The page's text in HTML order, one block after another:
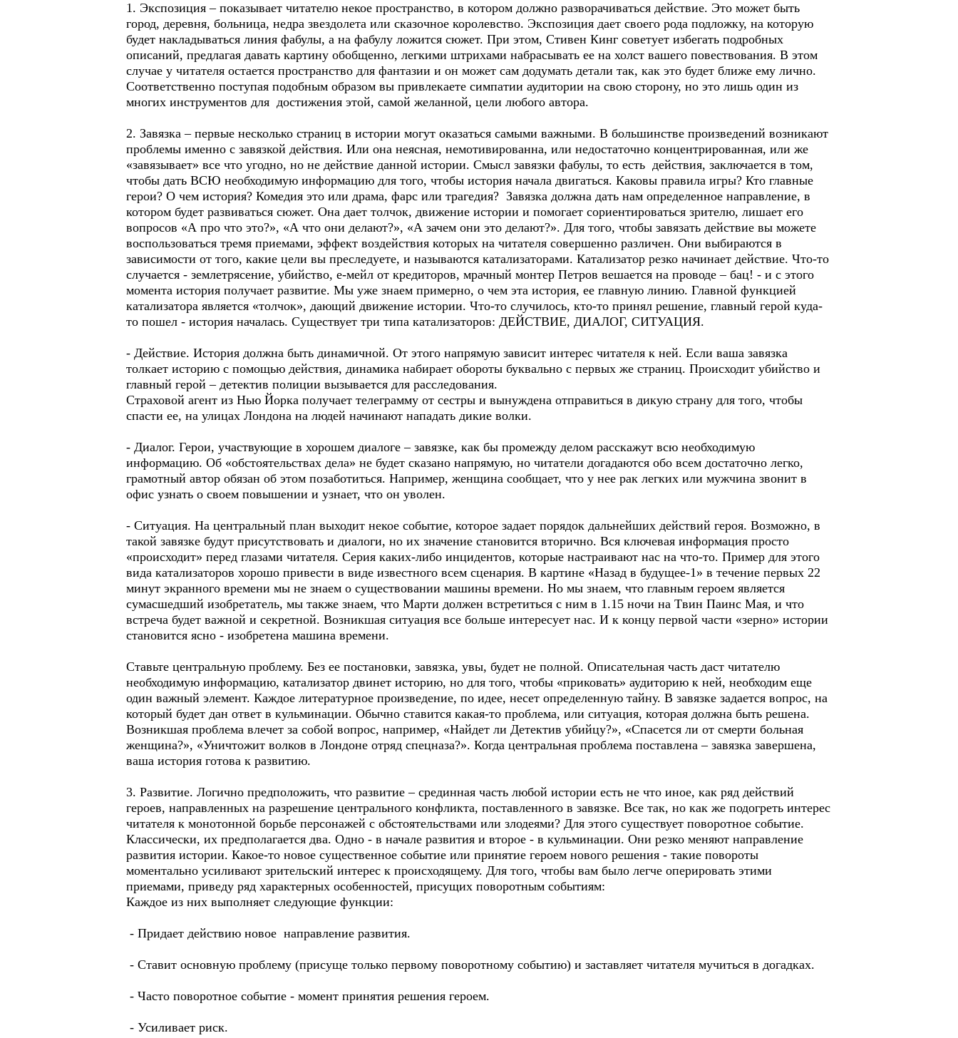
1. Экспозиция – показывает читателю некое пространство, в котором должно разворачиваться действие. Это может быть
город, деревня, больница, недра звездолета или сказочное королевство. Экспозиция дает своего рода подложку, на которую
будет накладываться линия фабулы, а на фабулу ложится сюжет. При этом, Стивен Кинг советует избегать подробных
описаний, предлагая давать картину обобщенно, легкими штрихами набрасывать ее на холст вашего повествования. В этом
случае у читателя остается пространство для фантазии и он может сам додумать детали так, как это будет ближе ему лично.
Соответственно поступая подобным образом вы привлекаете симпатии аудитории на свою сторону, но это лишь один из
многих инструментов для достижения этой, самой желанной, цели любого автора.
2. Завязка – первые несколько страниц в истории могут оказаться самыми важными. В большинстве произведений возникают
проблемы именно с завязкой действия. Или она неясная, немотивированна, или недостаточно концентрированная, или же
«завязывает» все что угодно, но не действие данной истории. Смысл завязки фабулы, то есть действия, заключается в том,
чтобы дать ВСЮ необходимую информацию для того, чтобы история начала двигаться. Каковы правила игры? Кто главные
герои? О чем история? Комедия это или драма, фарс или трагедия? Завязка должна дать нам определенное направление, в
котором будет развиваться сюжет. Она дает толчок, движение истории и помогает сориентироваться зрителю, лишает его
вопросов «А про что это?», «А что они делают?», «А зачем они это делают?». Для того, чтобы завязать действие вы можете
воспользоваться тремя приемами, эффект воздействия которых на читателя совершенно различен. Они выбираются в
зависимости от того, какие цели вы преследуете, и называются катализаторами. Катализатор резко начинает действие. Что-то
случается - землетрясение, убийство, е-мейл от кредиторов, мрачный монтер Петров вешается на проводе – бац! - и с этого
момента история получает развитие. Мы уже знаем примерно, о чем эта история, ее главную линию. Главной функцией
катализатора является «толчок», дающий движение истории. Что-то случилось, кто-то принял решение, главный герой куда-
то пошел - история началась. Существует три типа катализаторов: ДЕЙСТВИЕ, ДИАЛОГ, СИТУАЦИЯ.
- Действие. История должна быть динамичной. От этого напрямую зависит интерес читателя к ней. Если ваша завязка
толкает историю с помощью действия, динамика набирает обороты буквально с первых же страниц. Происходит убийство и
главный герой – детектив полиции вызывается для расследования.
Страховой агент из Нью Йорка получает телеграмму от сестры и вынуждена отправиться в дикую страну для того, чтобы
спасти ее, на улицах Лондона на людей начинают нападать дикие волки.
- Диалог. Герои, участвующие в хорошем диалоге – завязке, как бы промежду делом расскажут всю необходимую
информацию. Об «обстоятельствах дела» не будет сказано напрямую, но читатели догадаются обо всем достаточно легко,
грамотный автор обязан об этом позаботиться. Например, женщина сообщает, что у нее рак легких или мужчина звонит в
офис узнать о своем повышении и узнает, что он уволен.
- Ситуация. На центральный план выходит некое событие, которое задает порядок дальнейших действий героя. Возможно, в
такой завязке будут присутствовать и диалоги, но их значение становится вторично. Вся ключевая информация просто
«происходит» перед глазами читателя. Серия каких-либо инцидентов, которые настраивают нас на что-то. Пример для этого
вида катализаторов хорошо привести в виде известного всем сценария. В картине «Назад в будущее-1» в течение первых 22
минут экранного времени мы не знаем о существовании машины времени. Но мы знаем, что главным героем является
сумасшедший изобретатель, мы также знаем, что Марти должен встретиться с ним в 1.15 ночи на Tвин Паинс Мая, и что
встреча будет важной и секретной. Возник­шая ситуация все больше интересует нас. И к концу первой части «зерно» истории
становится ясно - изобретена машина времени.
Ставьте центральную проблему. Без ее постановки, завязка, увы, будет не полной. Описательная часть даст читателю
необходимую информацию, катализатор двинет историю, но для того, чтобы «приковать» аудиторию к ней, необходим еще
один важный элемент. Каждое литературное произведение, по идее, несет определенную тайну. В завязке задается вопрос, на
который будет дан ответ в кульминации. Обычно ставится какая-то проблема, или ситуация, которая должна быть решена.
Возникшая проблема влечет за собой вопрос, например, «Найдет ли Детектив убийцу?», «Спасется ли от смерти больная
женщина?», «Уничтожит волков в Лондоне отряд спецназа?». Когда центральная проблема поставлена – завязка завершена,
ваша история готова к развитию.
3. Развитие. Логично предположить, что развитие – срединная часть любой истории есть не что иное, как ряд действий
героев, направленных на разрешение центрального конфликта, поставленного в завязке. Все так, но как же подогреть интерес
читателя к монотонной борьбе персонажей с обстоятельствами или злодеями? Для этого существует поворотное событие.
Классически, их предполагается два. Одно - в начале развития и второе - в кульминации. Они резко меняют направление
развития истории. Какое-то новое существенное событие или принятие героем нового решения - такие повороты
моментально усиливают зрительский интерес к происходящему. Для того, чтобы вам было легче оперировать этими
приемами, приведу ряд характерных особенностей, присущих поворотным событиям:
Каждое из них выполняет следующие функции:
- Придает действию новое направление развития.
- Ставит основную проблему (присуще только первому поворотному событию) и заставляет читателя мучиться в догадках.
- Часто поворотное событие - момент принятия решения героем.
- Усиливает риск.